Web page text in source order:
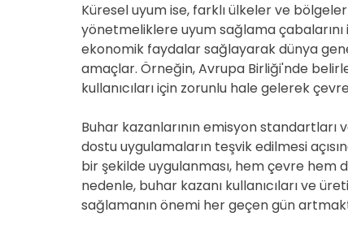
Küresel uyum ise, farklı ülkeler ve
yönetmeliklere uyum sağlama
ekonomik faydalar sağlayarak dünya
amaçlar. Örneğin, Avrupa Birliği'nde
kullanıcıları için zorunlu hale gelerek
Buhar kazanlarının emisyon
dostu uygulamaların teşvik edilmesi
bir şekilde uygulanması, hem çevre hem
nedenle, buhar kazanı kullanıcıları ve
sağlamanın önemi her geçen gün